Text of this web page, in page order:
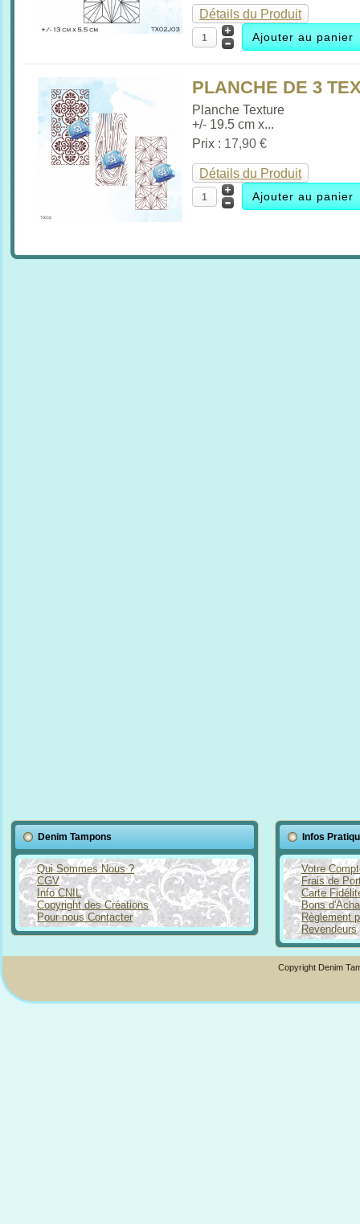
Détails du Produit
PLANCHE DE 3
Planche Texture
+/- 19.5 cm x...
Prix : 17,90 €
Détails du Produit
Denim Tampons
Qui Sommes Nous ?
CGV
Info CNIL
Copyright des Créations
Pour nous Contacter
Infos
Votre
Frais de
Carte
Bons
Règlement
Revendeurs
Copyright Denim